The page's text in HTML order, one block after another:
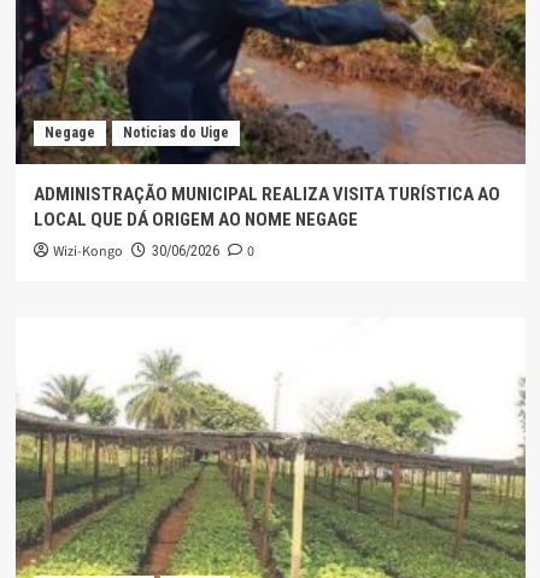
Negage Noticias do Uige
ADMINISTRAÇÃO MUNICIPAL REALIZA VISITA TURÍSTICA AO
LOCAL QUE DÁ ORIGEM AO NOME NEGAGE
Wizi-Kongo 30/06/2026 0